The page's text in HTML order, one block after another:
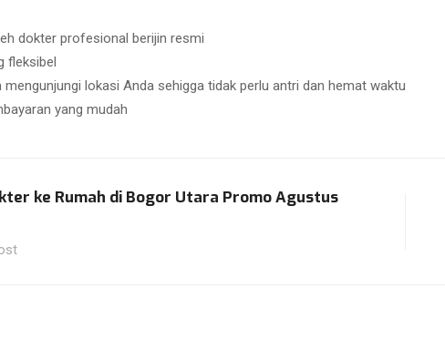
dokter profesional berijin resmi
fleksibel
mengunjungi lokasi Anda sehigga tidak perlu antri dan hemat waktu
yang mudah
ke Rumah di Bogor Utara Promo Agustus